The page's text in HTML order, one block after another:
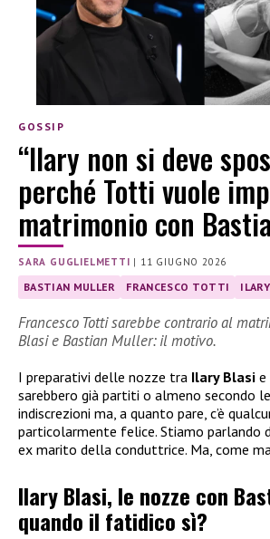
GOSSIP
“Ilary non si deve
perché Totti vuole
matrimonio con
SARA GUGLIELMETTI | 11 GIUGNO 2026
BASTIAN MULLER FRANCESCO TOTTI
Francesco Totti sarebbe contrario al
Blasi e Bastian Muller: il motivo.
I preparativi delle nozze tra Ilary Blasi e
sarebbero già partiti o almeno secondo
indiscrezioni ma, a quanto pare, c’è
particolarmente felice. Stiamo parlando
ex marito della conduttrice. Ma, come
Ilary Blasi, le nozze con
quando il fatidico sì?